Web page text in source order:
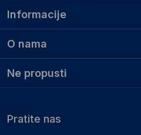
Informacije
O nama
Ne propusti
Pratite nas